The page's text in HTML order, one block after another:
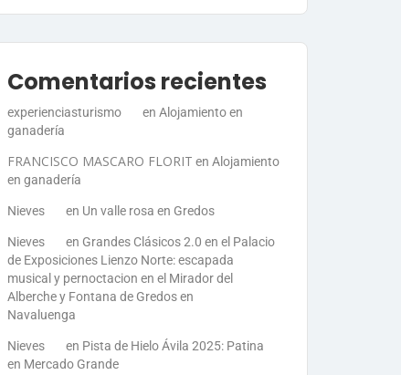
Comentarios recientes
experienciasturismo en Alojamiento en
ganadería
FRANCISCO MASCARO FLORIT en Alojamiento
en ganadería
Nieves en Un valle rosa en Gredos
Nieves en Grandes Clásicos 2.0 en el Palacio
de Exposiciones Lienzo Norte: escapada
musical y pernoctacion en el Mirador del
Alberche y Fontana de Gredos en
Navaluenga
Nieves en Pista de Hielo Ávila 2025: Patina
en Mercado Grande